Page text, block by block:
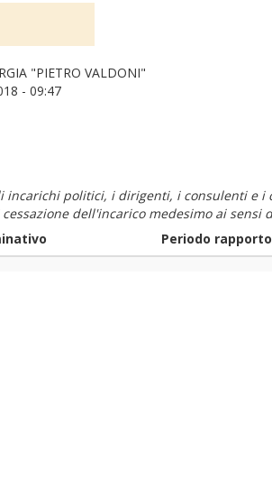
"PIETRO VALDONI"
- 09:47
politici, i dirigenti, i consulenti e
dell'incarico medesimo ai sensi
Periodo rapporto